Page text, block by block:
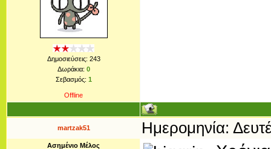
Δημοσιεύσεις: 243
Δωράκια: 0
Σεβασμός: 1
Offline
martzak51 Ημερομηνία:
Ασημένιο Μέλος